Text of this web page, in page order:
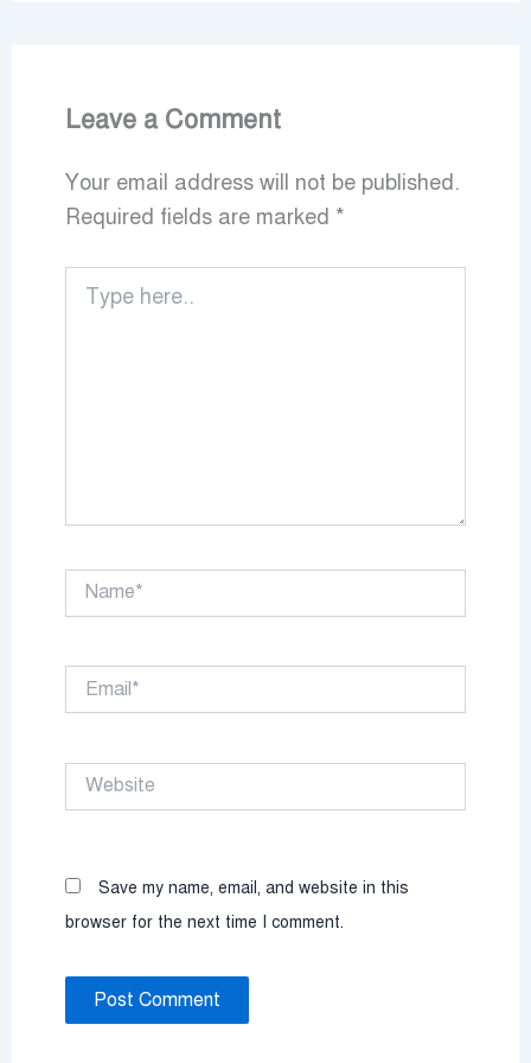
Leave a Comment
Your email address will not be published.
Required fields are marked *
here..
Name*
Website
Save my name, email, and website in this
browser for the next time I comment.